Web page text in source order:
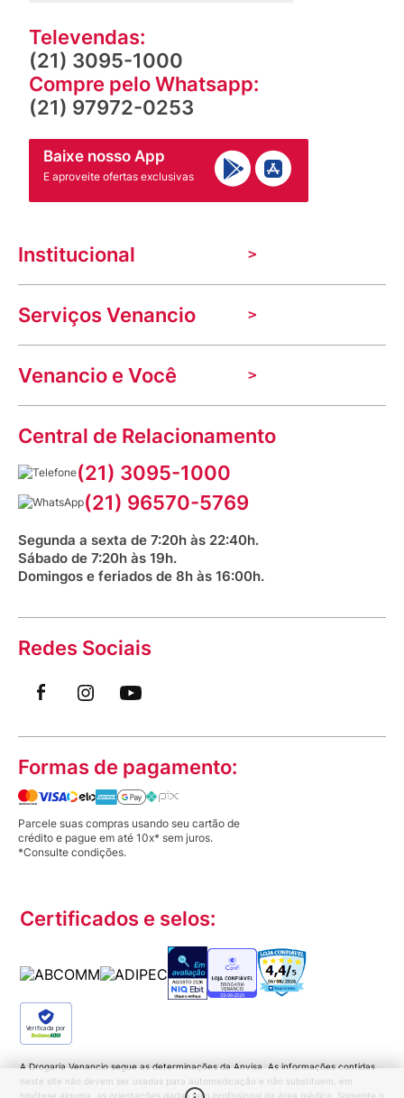
Televendas:
(21) 3095-1000
Compre pelo Whatsapp:
(21) 97972-0253
Baixe nosso App
E aproveite ofertas exclusivas
Institucional
A Venancio
Trabalhe Conosco
Nossas lojas
Indique seu imóvel
Aniversário Venancio 2025
Serviços Venancio
Troca e devolução
Mecânica de promoções
Dúvidas frequentes
Prazos e entregas
Bioimpedância Gratuita
Venancio e Você
VClube - Programa de fidelidade
Fale com o farmacêutico
Fale conosco
Saúde na praça
Central de Relacionamento
(21) 3095-1000
(21) 96570-5769
Segunda a sexta de 7:20h às 22:40h.
Sábado de 7:20h às 19h.
Domingos e feriados de 8h às 16:00h.
Redes Sociais
Formas de pagamento:
Parcele suas compras usando seu cartão de
crédito e pague em até 10x* sem juros.
*Consulte condições.
Certificados e selos:
Verificada por
A Drogaria Venancio segue as determinações da Anvisa. As informações contidas
neste site não devem ser usadas para automedicação e não substituem, em
hipótese alguma, as orientações dadas pelo profissional da área médica. Somente o